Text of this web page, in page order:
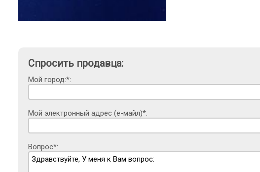
Спросить продавца:
Мой город:*:
Мой электронный адрес (е-майл)*:
Вопрос*: